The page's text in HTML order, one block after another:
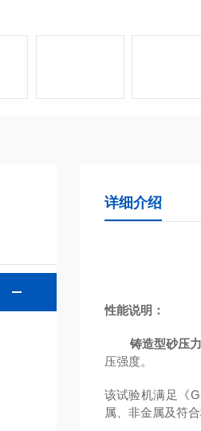
详细介绍
性能说明：
铸造型砂压
压强度。
该试验机满足《
属、非金属及符